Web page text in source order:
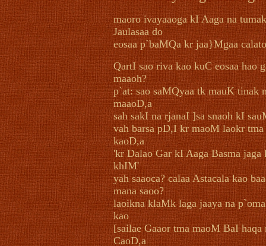
maoro ivayaaoga kI Aaga na
Jaulasaa do
eosaa p`baMQa kr jaa}Mgaa
QartI sao riva kao kuC eosaa hao
maaoh?
p`at: sao saMQyaa tk mauK tinak
maaoD,a
sah sakI na rjanaI ]sa snaoh kI
vah barsa pD,I kr maoM laokr tma
kaoD,a
'kr Dalao Gar kI Aaga Basma jaga
khIM'
yah saaoca? calaa Astacala kao
mana saoo?
laoikna klaMk laga jaaya na
kao
[sailae Gaaor tma maoM BaI haqa
CaoD,a